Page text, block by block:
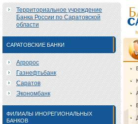
Территориальное учреждение
Банка России по Саратовской
области
САРАТОВСКИЕ БАНКИ
Агророс
Газнефтьбанк
Саратов
Экономбанк
ФИЛИАЛЫ ИНОРЕГИОНАЛЬНЫХ
БАНКОВ